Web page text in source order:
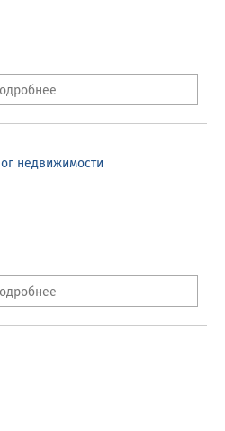
недвижимости